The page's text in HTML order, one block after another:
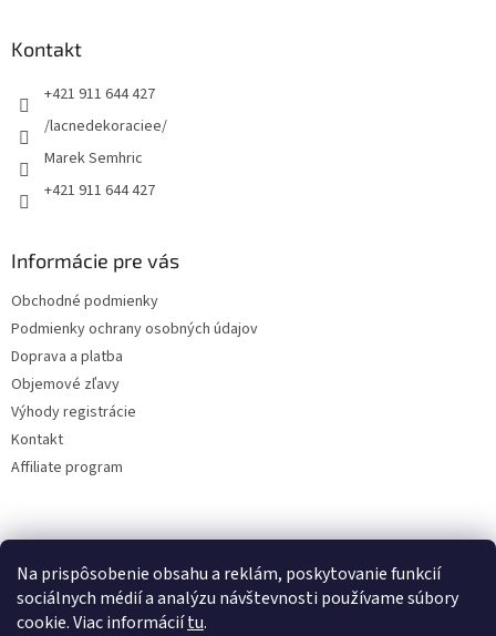
Na prispôsobenie obsahu a reklám, poskytovanie funkcií
sociálnych médií a analýzu návštevnosti používame súbory
cookie. Viac informáciítu.
Kontakt
+421 911 644 427
/lacnedekoraciee/
Marek Semhric
+421 911 644 427
Informácie pre vás
Obchodné podmienky
Podmienky ochrany osobných údajov
Doprava a platba
Objemové zľavy
Výhody registrácie
Kontakt
Affiliate program